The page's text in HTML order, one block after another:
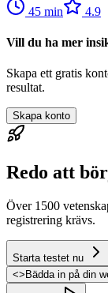
45 min 4.9
Vill du ha mer
Skapa ett gratis
resultat.
Skapa konto
Redo att
Över 1500
registrering krävs.
Starta testet nu
<> Bädda in på din